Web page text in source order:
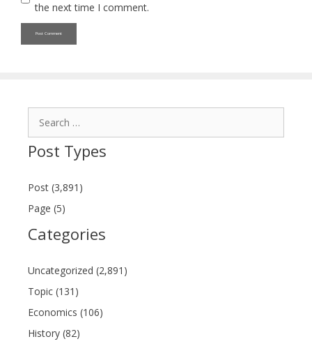
the next time I comment.
Post Types
Post (3,891)
Page (5)
Categories
Uncategorized (2,891)
Topic (131)
Economics (106)
History (82)